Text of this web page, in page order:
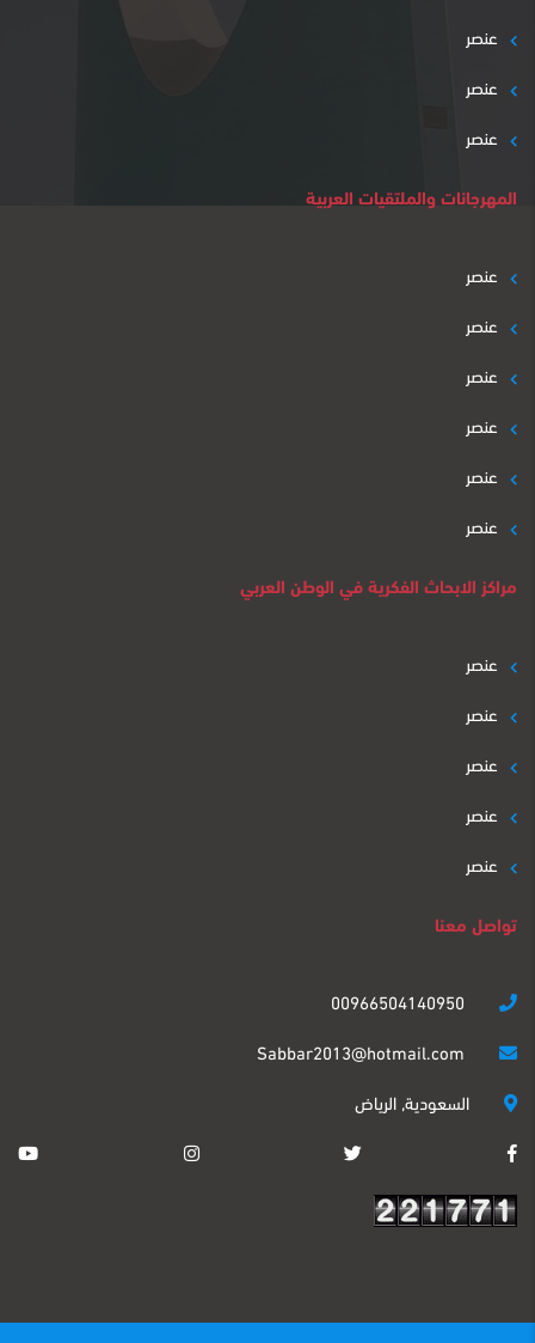
عنصر
عنصر
عنصر
المهرجانات والملتقيات العربية
عنصر
عنصر
عنصر
عنصر
عنصر
عنصر
مراكز الابحاث الفكرية في الوطن العربي
عنصر
عنصر
عنصر
عنصر
عنصر
تواصل معنا
السعودية, الرياض